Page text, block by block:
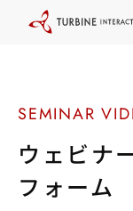
ウェビナ
フォーム